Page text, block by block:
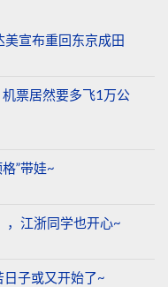
宣布重回东京成田
票居然要多飞1万公
”带娃~
，江浙同学也开心~
日子或又开始了~